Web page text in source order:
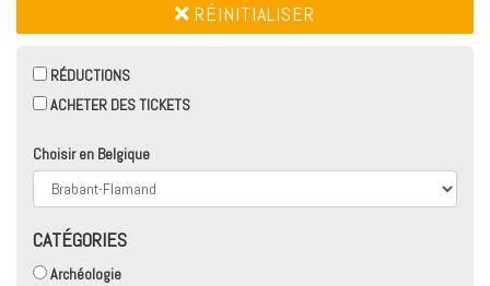
RÉINITIALISER
RÉDUCTIONS
ACHETER DES TICKETS
Choisir en Belgique
CATÉGORIES
Archéologie